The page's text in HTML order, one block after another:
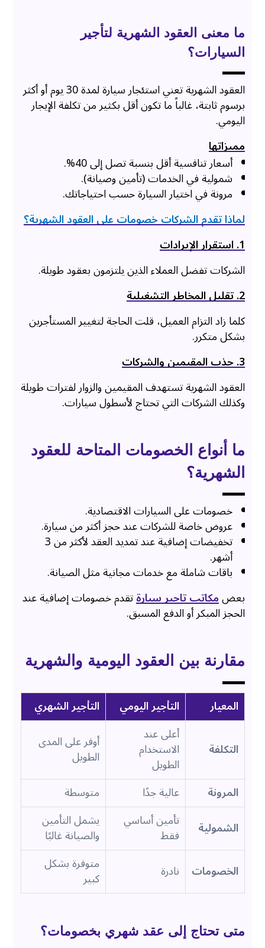
ما معنى العقود الشهرية لتأجير
السيارات؟
العقود الشهرية تعني استئجار سيارة لمدة 30 يوم أو أكثر
برسوم ثابتة، غالباً ما تكون أقل بكثير من تكلفة الإيجار
اليومي.
مميزاتها
أسعار تنافسية أقل بنسبة تصل إلى 40%.
شمولية في الخدمات (تأمين وصيانة).
مرونة في اختيار السيارة حسب احتياجاتك.
لماذا تقدم الشركات خصومات على العقود الشهرية؟
1. استقرار الإيرادات
الشركات تفضل العملاء الذين يلتزمون بعقود طويلة.
2. تقليل المخاطر التشغيلية
كلما زاد التزام العميل، قلت الحاجة لتغيير المستأجرين
بشكل متكرر.
3. جذب المقيمين والشركات
العقود الشهرية تستهدف المقيمين والزوار لفترات طويلة
وكذلك الشركات التي تحتاج لأسطول سيارات.
ما أنواع الخصومات المتاحة للعقود
الشهرية؟
خصومات على السيارات الاقتصادية.
عروض خاصة للشركات عند حجز أكثر من سيارة.
تخفيضات إضافية عند تمديد العقد لأكثر من 3
أشهر.
باقات شاملة مع خدمات مجانية مثل الصيانة.
بعضمكاتب تاجير سيارةتقدم خصومات إضافية عند
الحجز المبكر أو الدفع المسبق.
مقارنة بين العقود اليومية والشهرية
المعيار التأجير اليومي
التأجير الشهري
التكلفة
أعلى عند
الاستخدام
الطويل
أوفر على المدى
الطويل
المرونة
عالية جدًا
متوسطة
الشمولية
تأمين أساسي
فقط
يشمل التأمين
والصيانة غالبًا
الخصومات
نادرة متوفرة بشكل
كبير
متى تحتاج إلى عقد شهري بخصومات؟